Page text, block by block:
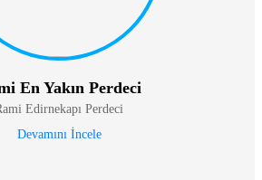
En Yakın Perdeci
Edirnekapı Perdeci
Devamını İncele